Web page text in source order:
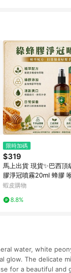
限時加碼
$319
馬上出貨 現貨✨巴西頂
膠淨冠噴霧20ml 蜂膠 喉糖 魚腥
草
蝦皮購物
8.8%
water, white
glow. The delicate
for a beautiful and